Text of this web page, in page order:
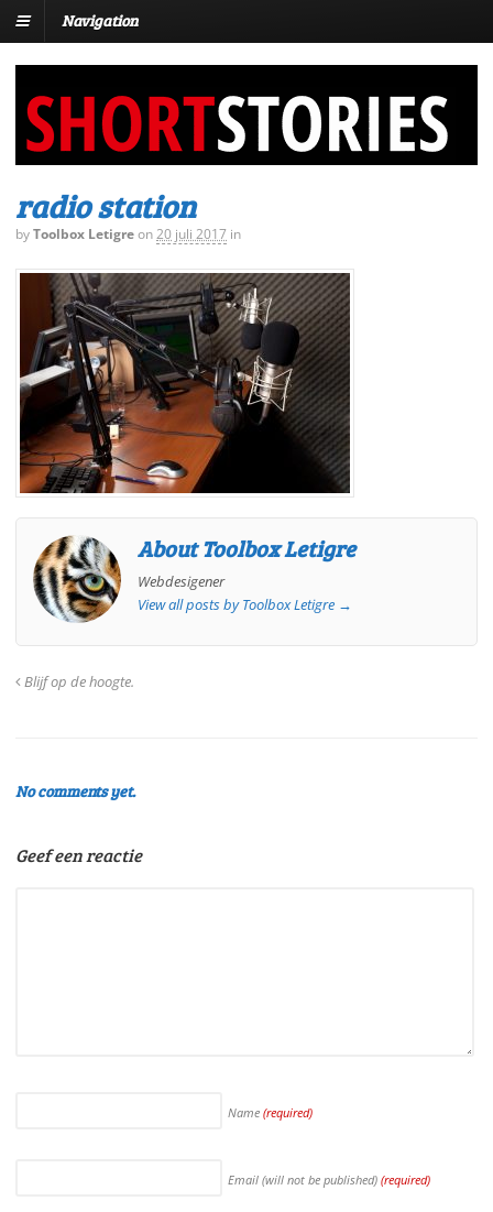
Navigation
radio station
byToolbox Letigreon20 juli 2017 in
About Toolbox Letigre
Webdesigener
View all posts by Toolbox Letigre →
Blijf op de hoogte.
No comments yet.
Geef een reactie
Name (required)
Email (will not be published) (required)